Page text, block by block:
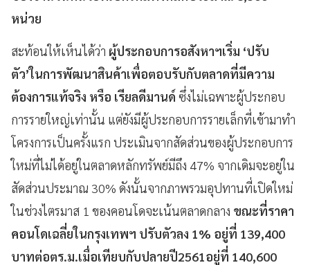
หน่วย
สะท้อนให้เห็นได้ว่า ผู้ประกอบการอสังหาฯเริ่ม ‘ปรับ
ตัว’ในการพัฒนาสินค้าเพื่อตอบรับกับตลาดที่มีความ
ต้องการแท้จริง หรือ เรียลดีมานด์ ซึ่งไม่เฉพาะผู้ประกอบ
การรายใหญ่เท่านั้น แต่ยังมีผู้ประกอบการรายเล็กที่เข้ามาทำ
โครงการเป็นครั้งแรก ประเมินจากสัดส่วนของผู้ประกอบการ
ใหม่ที่ไม่ได้อยู่ในตลาดหลักทรัพย์มีถึง 47% จากเดิมจะอยู่ใน
สัดส่วนประมาณ 30% ดังนั้นจากภาพรวมอุปทานที่เปิดใหม่
ในช่วงไตรมาส 1 ของคอนโดจะเน้นตลาดกลาง ขณะที่ราคา
คอนโดเฉลี่ยในกรุงเทพฯ ปรับตัวลง 1% อยู่ที่ 139,400
บาทต่อตร.ม.เมื่อเทียบกับปลายปี2561อยู่ที่ 140,600